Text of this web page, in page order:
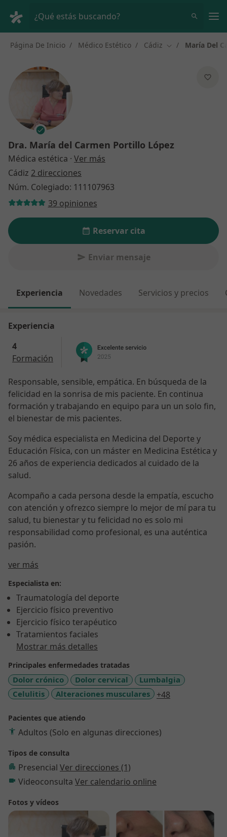
¿Qué estás buscando?
Página De Inicio Médico Estético Cádiz Cambiar de
María Del
Dra. María del Carmen Portillo López
Médica estética · Ver más
Cádiz 2 direcciones
Núm. Colegiado: 111107963
39 opiniones
Reservar cita
Enviar mensaje
Experiencia Novedades Servicios y precios
Experiencia
4
Formación
Responsable, sensible, empática. En búsqueda de la
felicidad en la sonrisa de mis paciente. En continua
formación y trabajando en equipo para un un solo fin,
el bienestar de mis pacientes.
Soy médica especialista en Medicina del Deporte y
Educación Física, con un máster en Medicina Estética y
26 años de experiencia dedicados al cuidado de la
salud.
Acompaño a cada persona desde la empatía, escucho
con atención y ofrezco siempre lo mejor de mí para tu
salud, tu bienestar y tu felicidad no es solo mi
responsabilidad como profesional, es una auténtica
pasión.
ver más
Especialista en:
Traumatología del deporte
Ejercicio físico preventivo
Ejercicio físico terapéutico
Tratamientos faciales
Mostrar más detalles
Principales enfermedades tratadas
Dolor crónico Dolor cervical
Lumbalgia
Celulitis
Alteraciones musculares +48
Pacientes que atiendo
Adultos (Solo en algunas direcciones)
Tipos de consulta
Presencial Ver direcciones (1)
Videoconsulta Ver calendario online
Fotos y vídeos